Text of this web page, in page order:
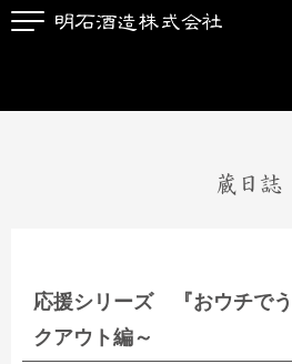
蔵日誌
応援シリーズ 『おウチで
クアウト編～